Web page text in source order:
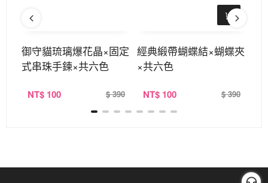
御守貓琉璃爆花晶×固定
式串珠手鍊×共六色
NT$ 100 $ 390
經典緞帶蝴蝶結×蝴蝶夾
×共六色
NT$ 100 $ 390